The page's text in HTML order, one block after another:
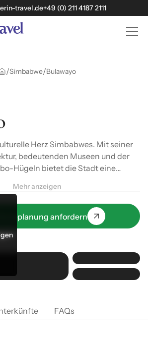
travel.de+49 (0) 211 4187 2111
/Simbabwe/Bulawayo
Herz Simbabwes. Mit seiner
bedeutenden Museen und der
Hügeln bietet die Stadt eine
Mehr anzeigen
anfordern
FAQs